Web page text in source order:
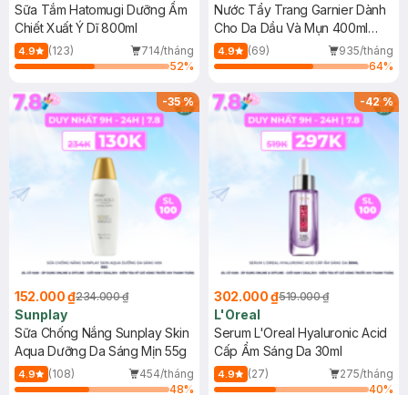
Sữa Tắm Hatomugi Dưỡng Ẩm
Chiết Xuất Ý Dĩ 800ml
4.9 (123)
714/tháng
52%
Nước Tẩy Trang Garnier Dành
Cho Da Dầu Và Mụn 400ml
(Mới)
4.9 (69)
935/tháng
64%
-35%
152.000 ₫234.000 ₫
Sunplay
Sữa Chống Nắng Sunplay Skin
Aqua Dưỡng Da Sáng Mịn 55g
4.9 (108)
454/tháng
48%
-42%
302.000 ₫519.000 ₫
L'Oreal
Serum L'Oreal Hyaluronic Acid
Cấp Ẩm Sáng Da 30ml
4.9 (27)
275/tháng
40%